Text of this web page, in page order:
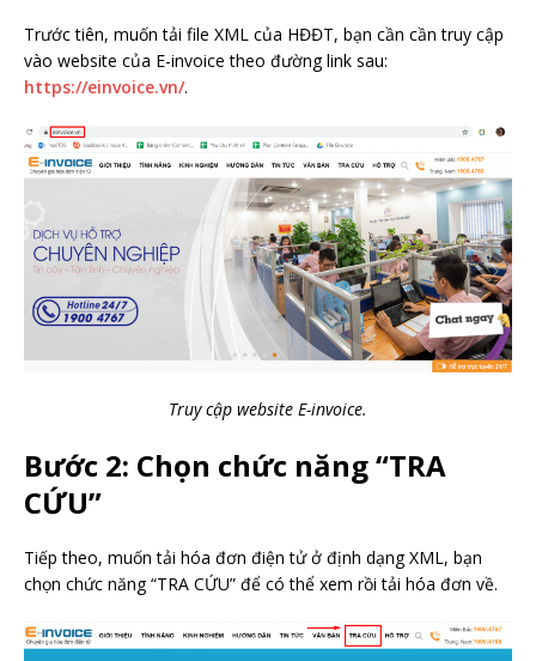
Trước tiên, muốn tải file XML của HĐĐT, bạn cần cần truy cập
vào website của E-invoice theo đường link sau:
https://einvoice.vn/.
Truy cập website E-invoice.
Bước 2: Chọn chức năng “TRA
CỨU”
Tiếp theo, muốn tải hóa đơn điện tử ở định dạng XML, bạn
chọn chức năng “TRA CỨU” để có thể xem rồi tải hóa đơn về.